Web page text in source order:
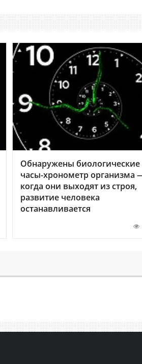
Обнаружены биологические
часы-хронометр организма
когда они выходят из строя,
развитие человека
останавливается